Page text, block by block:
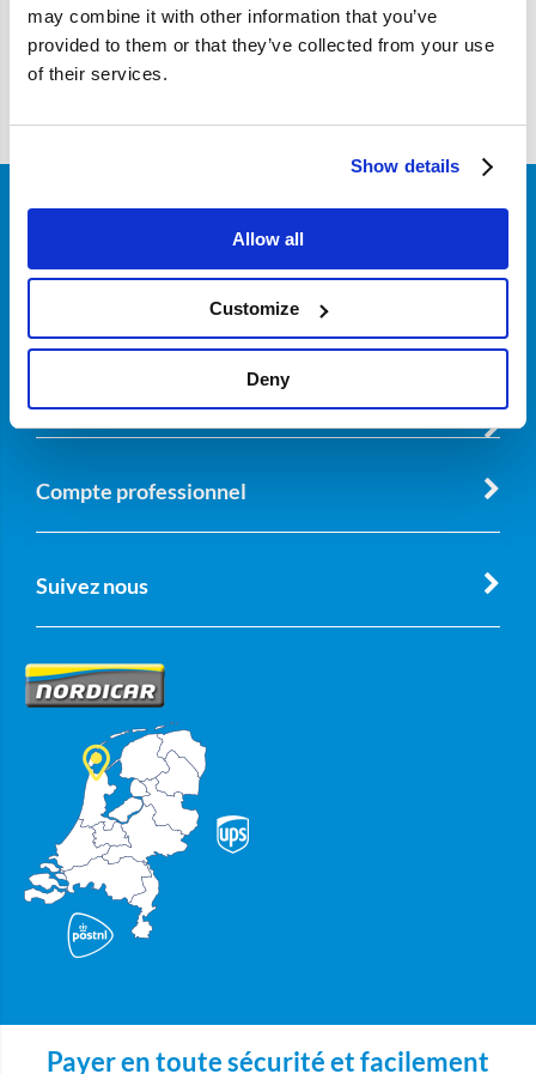
may combine it with other information that you’ve
provided to them or that they’ve collected from your use
of their services.
Show details
Allow all
Customize
Deny
À propos de Nordicar
Compte professionnel
Suivez nous
Payer en toute sécurité et facilement